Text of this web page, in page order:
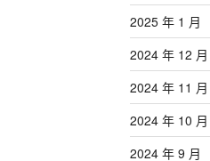
2025 年 1 月
2024 年 12 月
2024 年 11 月
2024 年 10 月
2024 年 9 月